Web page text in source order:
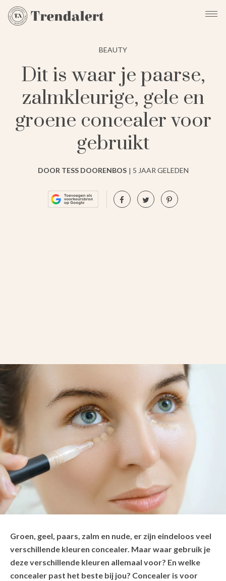
BEAUTY
Dit is waar je paarse,
zalmkleurige, gele en
groene concealer voor
gebruikt
DOOR TESS DOORENBOS 5 JAAR GELEDEN
Groen, geel, paars, zalm en nude, er zijn eindeloos veel
verschillende kleuren concealer. Maar waar gebruik je
deze verschillende kleuren allemaal voor? En welke
concealer past het beste bij jou? Concealer is voor